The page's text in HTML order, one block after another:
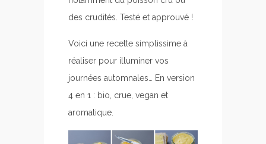
des crudités. Testé et approuvé !
Voici une recette simplissime à
réaliser pour illuminer vos
journées automnales… En version
4 en 1 : bio, crue, vegan et
aromatique.